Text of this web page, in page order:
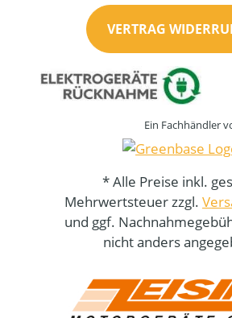
VERTRAG
Ein Fachhändler
* Alle Preise inkl.
Mehrwertsteuer zzgl.
und ggf.
nicht anders